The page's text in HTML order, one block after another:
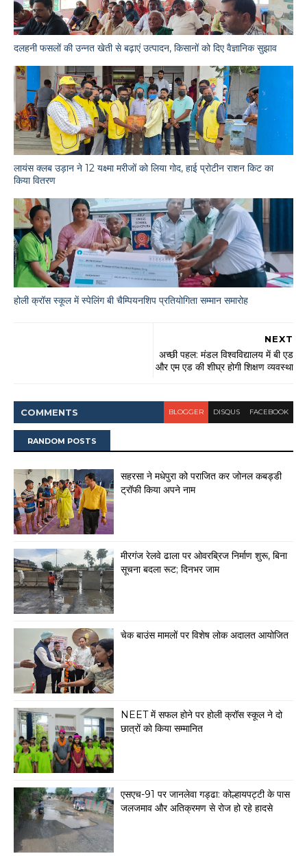
दलहनी फसलों की उन्नत खेती से बढ़ाएं उत्पादन, किसानों को दिए वैज्ञानिक सुझाव
लायंस क्लब उड़ान ने 12 यक्ष्मा मरीजों को लिया गोद, हाई प्रोटीन राशन किट का
किया वितरण
होली क्रॉस स्कूल में स्पेलिंग बी चैम्पियनशिप प्रतियोगिता सम्मान समारोह
NEXT
अच्छी पहल: मंडल विश्वविद्यालय में बी एड
और एम एड की शीघ्र होगी शिक्षण व्यवस्था
COMMENTS BLOGGER DISQUS FACEBOOK
RANDOM POSTS
सहरसा ने मधेपुरा को पराजित कर जोनल कबड्डी
ट्रॉफी किया अपने नाम
मीरगंज रेलवे ढाला पर ओवरब्रिज निर्माण शुरू, बिना
सूचना बदला रूट; दिनभर जाम
चेक बाउंस मामलों पर विशेष लोक अदालत आयोजित
NEET में सफल होने पर होली क्रॉस स्कूल ने दो
छात्रों को किया सम्मानित
एसएच-91 पर जानलेवा गड्ढा: कोल्हायपट्टी के पास
जलजमाव और अतिक्रमण से रोज हो रहे हादसे